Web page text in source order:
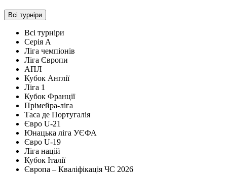
Всі турніри
Всі турніри
Серія А
Ліга чемпіонів
Ліга Європи
АПЛ
Кубок Англії
Ліга 1
Кубок Франції
Прімейра-ліга
Таса де Португалія
Євро U-21
Юнацька ліга УЄФА
Євро U-19
Ліга націй
Кубок Італії
Європа – Кваліфікація ЧС 2026